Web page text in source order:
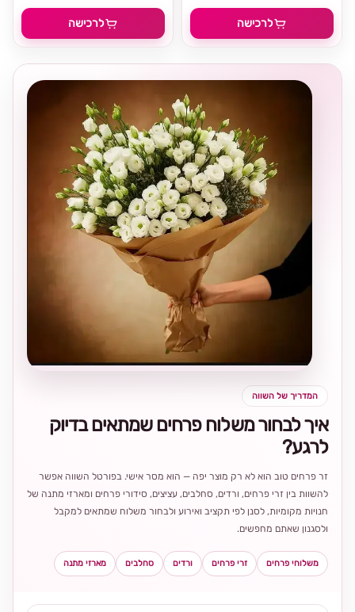
לרכישה לרכישה
המדריך של השווה
איך לבחור משלוח פרחים שמתאים בדיוק
לרגע?
זר פרחים טוב הוא לא רק מוצר יפה — הוא מסר אישי. בפורטל השווה אפשר
להשוות בין זרי פרחים, ורדים, סחלבים, עציצים, סידורי פרחים ומארזי מתנה של
חנויות מקומיות, לסנן לפי תקציב ואירוע ולבחור משלוח שמתאים למקבל
ולסגנון שאתם מחפשים.
משלוחי פרחים זרי פרחים ורדים סחלבים מארזי מתנה